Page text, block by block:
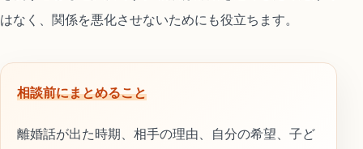
はなく、関係を悪化させないためにも役立ちます。
相談前にまとめること
離婚話が出た時期、相手の理由、自分の希望、子ど